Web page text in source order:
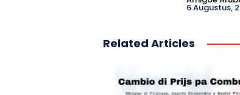
6 Augustus,
Related Articles